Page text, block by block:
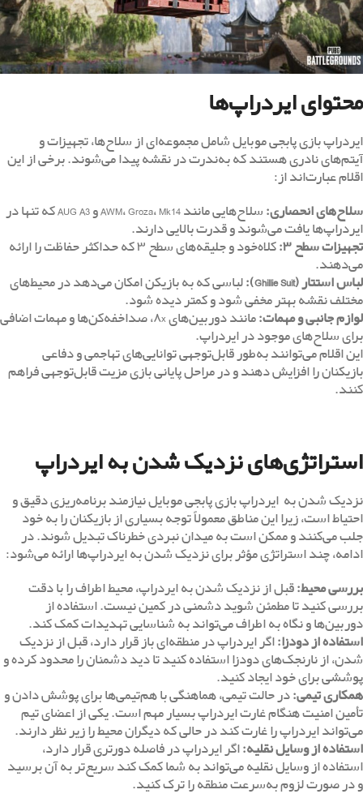
محتوای ایردراپ‌ها
ایردراپ بازی پابجی موبایل شامل مجموعه‌ای از سلاح‌ها، تجهیزات و
آیتم‌های نادری هستند که به‌ندرت در نقشه پیدا می‌شوند. برخی از این
اقلام عبارت‌اند از:
سلاح‌های انحصاری:
سلاح‌هایی مانند AWM، Groza، Mk14 و AUG A3 که تنها در
ایردراپ‌ها یافت می‌شوند و قدرت بالایی دارند.
تجهیزات سطح۳:
کلاه‌خود و جلیقه‌های سطح ۳ که حداکثر حفاظت را ارائه
می‌دهند.
لباس استتار(Ghillie Suit):
لباسی که به بازیکن امکان می‌دهد در محیط‌های
مختلف نقشه بهتر مخفی شود و کمتر دیده شود.
لوازم جانبی و مهمات:
مانند دوربین‌های ۸x، صداخفه‌کن‌ها و مهمات اضافی
برای سلاح‌های موجود در ایردراپ.
این اقلام می‌توانند به‌طور قابل‌توجهی توانایی‌های تهاجمی و دفاعی
بازیکنان را افزایش دهند و در مراحل پایانی بازی مزیت قابل‌توجهی فراهم
کنند.
استراتژی‌های نزدیک شدن به ایردراپ
نزدیک شدن به ایردراپ بازی پابجی موبایل نیازمند برنامه‌ریزی دقیق و
احتیاط است، زیرا این مناطق معمولاً توجه بسیاری از بازیکنان را به خود
جلب می‌کنند و ممکن است به میدان نبردی خطرناک تبدیل شوند. در
ادامه، چند استراتژی مؤثر برای نزدیک شدن به ایردراپ‌ها ارائه می‌شود:
بررسی محیط:قبل از نزدیک شدن به ایردراپ، محیط اطراف را با دقت
بررسی کنید تا مطمئن شوید دشمنی در کمین نیست. استفاده از
دوربین‌ها و نگاه به اطراف می‌تواند به شناسایی تهدیدات کمک کند.
استفاده از دودزا:اگر ایردراپ در منطقه‌ای باز قرار دارد، قبل از نزدیک
شدن، از نارنجک‌های دودزا استفاده کنید تا دید دشمنان را محدود کرده و
پوششی برای خود ایجاد کنید.
همکاری تیمی:در حالت تیمی، هماهنگی با هم‌تیمی‌ها برای پوشش دادن و
تأمین امنیت هنگام غارت ایردراپ بسیار مهم است. یکی از اعضای تیم
می‌تواند ایردراپ را غارت کند در حالی که دیگران محیط را زیر نظر دارند.
استفاده از وسایل نقلیه:اگر ایردراپ در فاصله دورتری قرار دارد،
استفاده از وسایل نقلیه می‌تواند به شما کمک کند سریع‌تر به آن برسید
و در صورت لزوم به‌سرعت منطقه را ترک کنید.